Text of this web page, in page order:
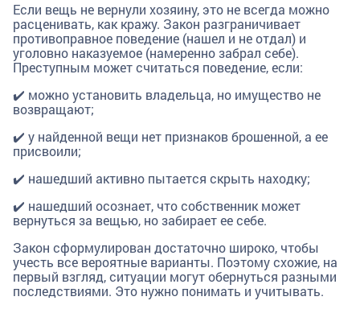
Если вещь не вернули хозяину, это не всегда можно
расценивать, как кражу. Закон разграничивает
противоправное поведение (нашел и не отдал) и
уголовно наказуемое (намеренно забрал себе).
Преступным может считаться поведение, если:
✔️ можно установить владельца, но имущество не
возвращают;
✔️ у найденной вещи нет признаков брошенной, а ее
присвоили;
✔️ нашедший активно пытается скрыть находку;
✔️ нашедший осознает, что собственник может
вернуться за вещью, но забирает ее себе.
Закон сформулирован достаточно широко, чтобы
учесть все вероятные варианты. Поэтому схожие, на
первый взгляд, ситуации могут обернуться разными
последствиями. Это нужно понимать и учитывать.